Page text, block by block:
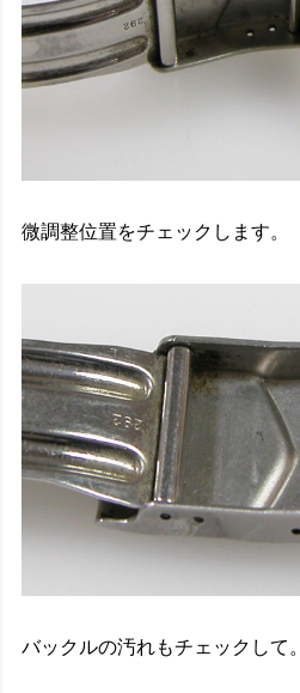
微調整位置をチェックします。
バックルの汚れもチェックして。